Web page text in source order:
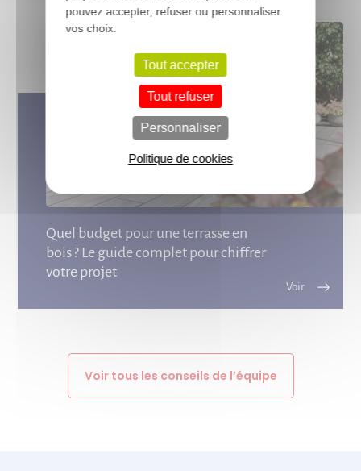
Quel budget pour une terrasse en
bois ? Le guide complet pour chiffrer
votre projet
Voir tous les conseils de l’équipe
pouvez accepter, refuser ou personnaliser
vos choix.
Tout accepter
Tout refuser
Personnaliser
Politique de cookies